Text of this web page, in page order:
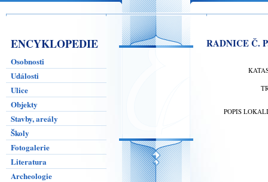
ENCYKLOPEDIE
Osobnosti
Události
Ulice
Objekty
Stavby, areály
Školy
Fotogalerie
Literatura
Archeologie
RADNICE Č.
POPIS